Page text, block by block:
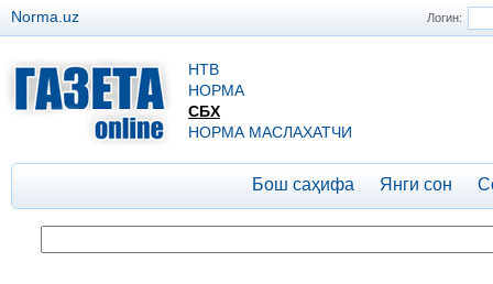
Логин:
Norma.uz
НТВ
НОРМА
СБХ
НОРМА МАСЛАХАТЧИ
Бош саҳифа Янги сон